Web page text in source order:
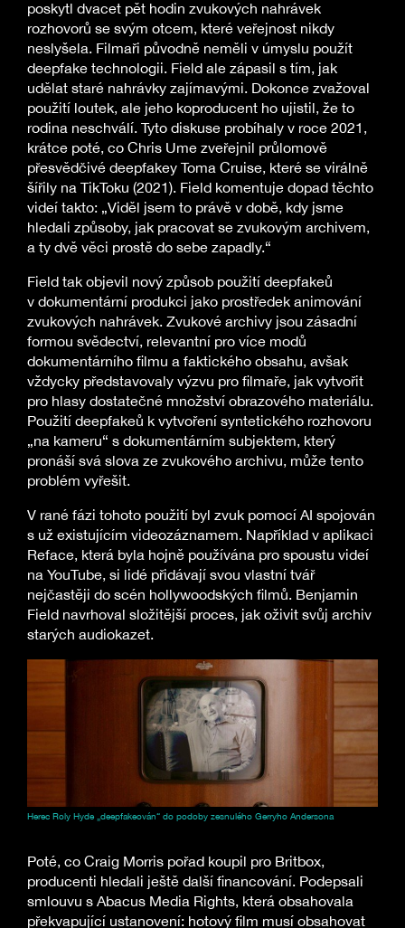
poskytl dvacet pět hodin zvukových nahrávek
rozhovorů se svým otcem, které veřejnost nikdy
neslyšela. Filmaři původně neměli v úmyslu použít
deepfake technologii. Field ale zápasil s tím, jak
udělat staré nahrávky zajímavými. Dokonce zvažoval
použití loutek, ale jeho koproducent ho ujistil, že to
rodina neschválí. Tyto diskuse probíhaly v roce 2021,
krátce poté, co Chris Ume zveřejnil průlomově
přesvědčivé deepfakey Toma Cruise, které se virálně
šířily na TikToku (2021). Field komentuje dopad těchto
videí takto: „Viděl jsem to právě v době, kdy jsme
hledali způsoby, jak pracovat se zvukovým archivem,
a ty dvě věci prostě do sebe zapadly.“
Field tak objevil nový způsob použití deepfakeů
v dokumentární produkci jako prostředek animování
zvukových nahrávek. Zvukové archivy jsou zásadní
formou svědectví, relevantní pro více modů
dokumentárního filmu a faktického obsahu, avšak
vždycky představovaly výzvu pro filmaře, jak vytvořit
pro hlasy dostatečné množství obrazového materiálu.
Použití deepfakeů k vytvoření syntetického rozhovoru
„na kameru“ s dokumentárním subjektem, který
pronáší svá slova ze zvukového archivu, může tento
problém vyřešit.
V rané fázi tohoto použití byl zvuk pomocí AI spojován
s už existujícím videozáznamem. Například v aplikaci
Reface, která byla hojně používána pro spoustu videí
na YouTube, si lidé přidávají svou vlastní tvář
nejčastěji do scén hollywoodských filmů. Benjamin
Field navrhoval složitější proces, jak oživit svůj archiv
starých audiokazet.
Herec Roly Hyde „deepfakeován“ do podoby zesnulého Gerryho Andersona
Poté, co Craig Morris pořad koupil pro Britbox,
producenti hledali ještě další financování. Podepsali
smlouvu s Abacus Media Rights, která obsahovala
překvapující ustanovení: hotový film musí obsahovat